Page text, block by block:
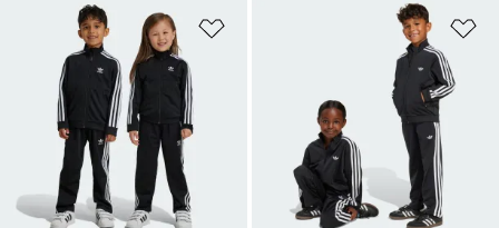
Adicionar à Lista de Desejos